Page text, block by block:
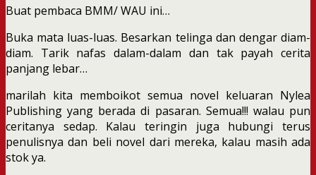
Buat pembaca BMM/ WAU ini…
Buka mata luas-luas. Besarkan telinga dan dengar diam-
diam. Tarik nafas dalam-dalam dan tak payah cerita
panjang lebar…
marilah kita memboikot semua novel keluaran Nylea
Publishing yang berada di pasaran. Semua!!! walau pun
ceritanya sedap. Kalau teringin juga hubungi terus
penulisnya dan beli novel dari mereka, kalau masih ada
stok ya.